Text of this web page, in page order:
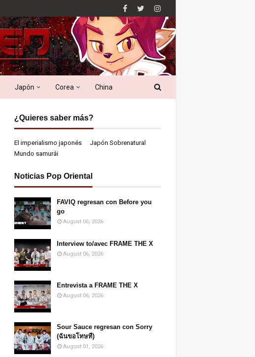
Japón Corea China
¿Quieres saber más?
El imperialismo japonés
Japón Sobrenatural
Mundo samurái
Noticias Pop Oriental
FAVIQ regresan con Before you
go
August 06, 2026
Interview to/avec FRAME THE X
August 06, 2026
Entrevista a FRAME THE X
August 06, 2026
Sour Sauce regresan con Sorry
(ฉันขอโทษที)
August 01, 2026